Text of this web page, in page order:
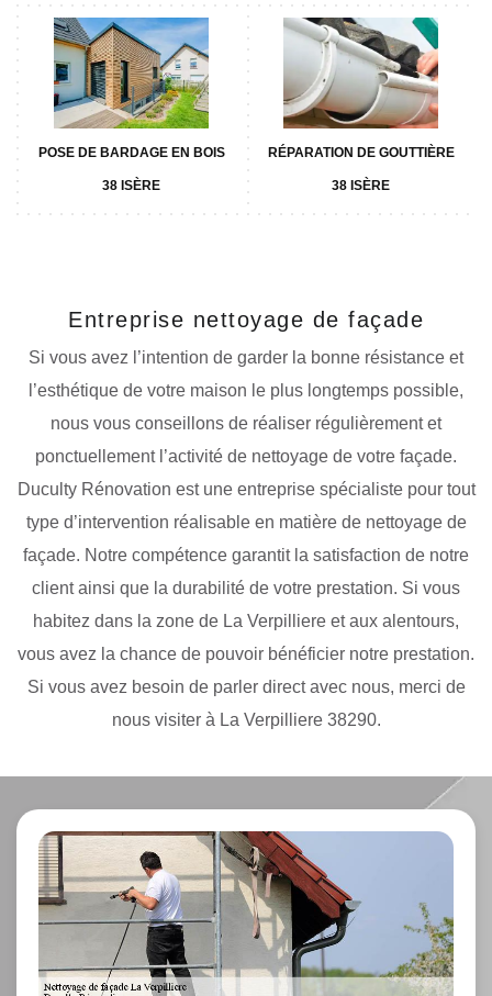
POSE DE BARDAGE EN BOIS
38 ISÈRE
RÉPARATION DE GOUTTIÈRE
38 ISÈRE
Entreprise nettoyage de façade
Si vous avez l’intention de garder la bonne résistance et
l’esthétique de votre maison le plus longtemps possible,
nous vous conseillons de réaliser régulièrement et
ponctuellement l’activité de nettoyage de votre façade.
Duculty Rénovation est une entreprise spécialiste pour tout
type d’intervention réalisable en matière de nettoyage de
façade. Notre compétence garantit la satisfaction de notre
client ainsi que la durabilité de votre prestation. Si vous
habitez dans la zone de La Verpilliere et aux alentours,
vous avez la chance de pouvoir bénéficier notre prestation.
Si vous avez besoin de parler direct avec nous, merci de
nous visiter à La Verpilliere 38290.